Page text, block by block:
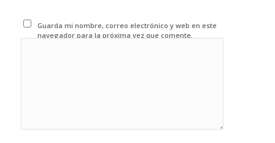
Guarda mi nombre, correo electrónico y web en este
navegador para la próxima vez que comente.